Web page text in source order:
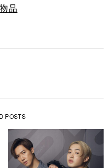
品
POSTS